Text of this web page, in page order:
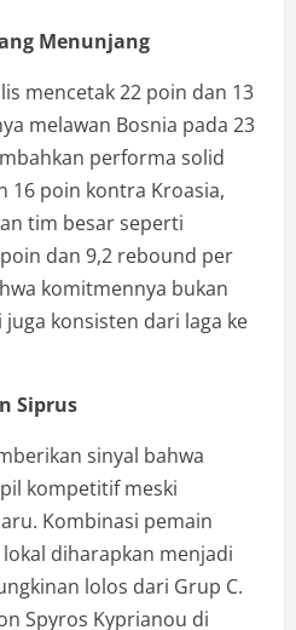
Menunjang
mencetak 22 poin dan 13
melawan Bosnia pada 23
performa solid
16 poin kontra Kroasia,
tim besar seperti
dan 9,2 rebound per
komitmennya bukan
konsisten dari laga ke
Siprus
sinyal bahwa
kompetitif meski
Kombinasi pemain
diharapkan menjadi
lolos dari Grup C.
Spyros Kyprianou di